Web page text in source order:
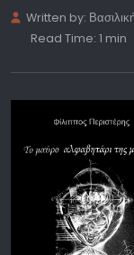
Written by:
Read Time: 1 min